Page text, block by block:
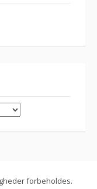
forbeholdes.